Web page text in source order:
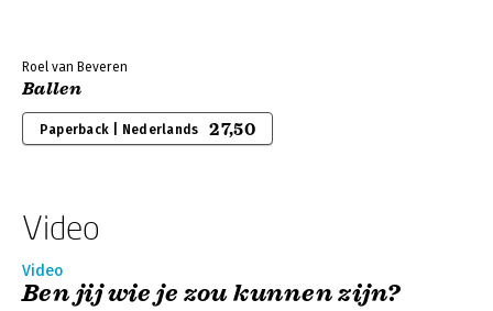
Roel van Beveren
Ballen
Paperback | Nederlands 27,50
Video
Video
Ben jij wie je zou kunnen zijn?